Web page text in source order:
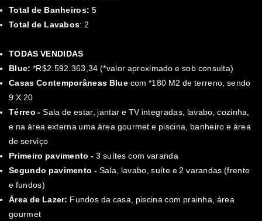
Total de Banheiros: 5
Total de Lavabos: 2
TODAS VENDIDAS
Blue:*R$2.592.363,34 (*valor aproximado e sob consulta)
Casas Contemporâneas Blue com *180 M2 de terreno, sendo
9 X 20
Térreo -Sala de estar, jantar e TV integradas, lavabo, cozinha,
e na área externa uma área gourmet e piscina, banheiro e área
de serviço
Primeiro pavimento - 3 suítes com varanda
Segundo pavimento - Sala, lavabo, suíte e 2 varandas (frente
e fundos)
Área de Lazer: Fundos da casa, piscina com prainha, área
gourmet